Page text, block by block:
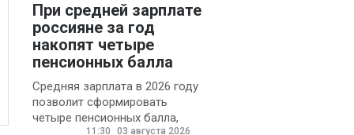
При средней зарплате
россияне за год
накопят четыре
пенсионных балла
Средняя зарплата в 2026 году
позволит сформировать
четыре пенсионных балла,
11:30
03 августа 2026